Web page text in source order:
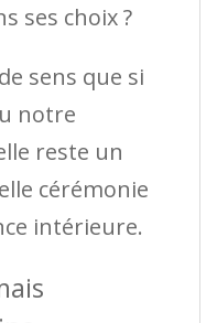
ses choix ?
sens que si
notre
reste un
cérémonie
intérieure.